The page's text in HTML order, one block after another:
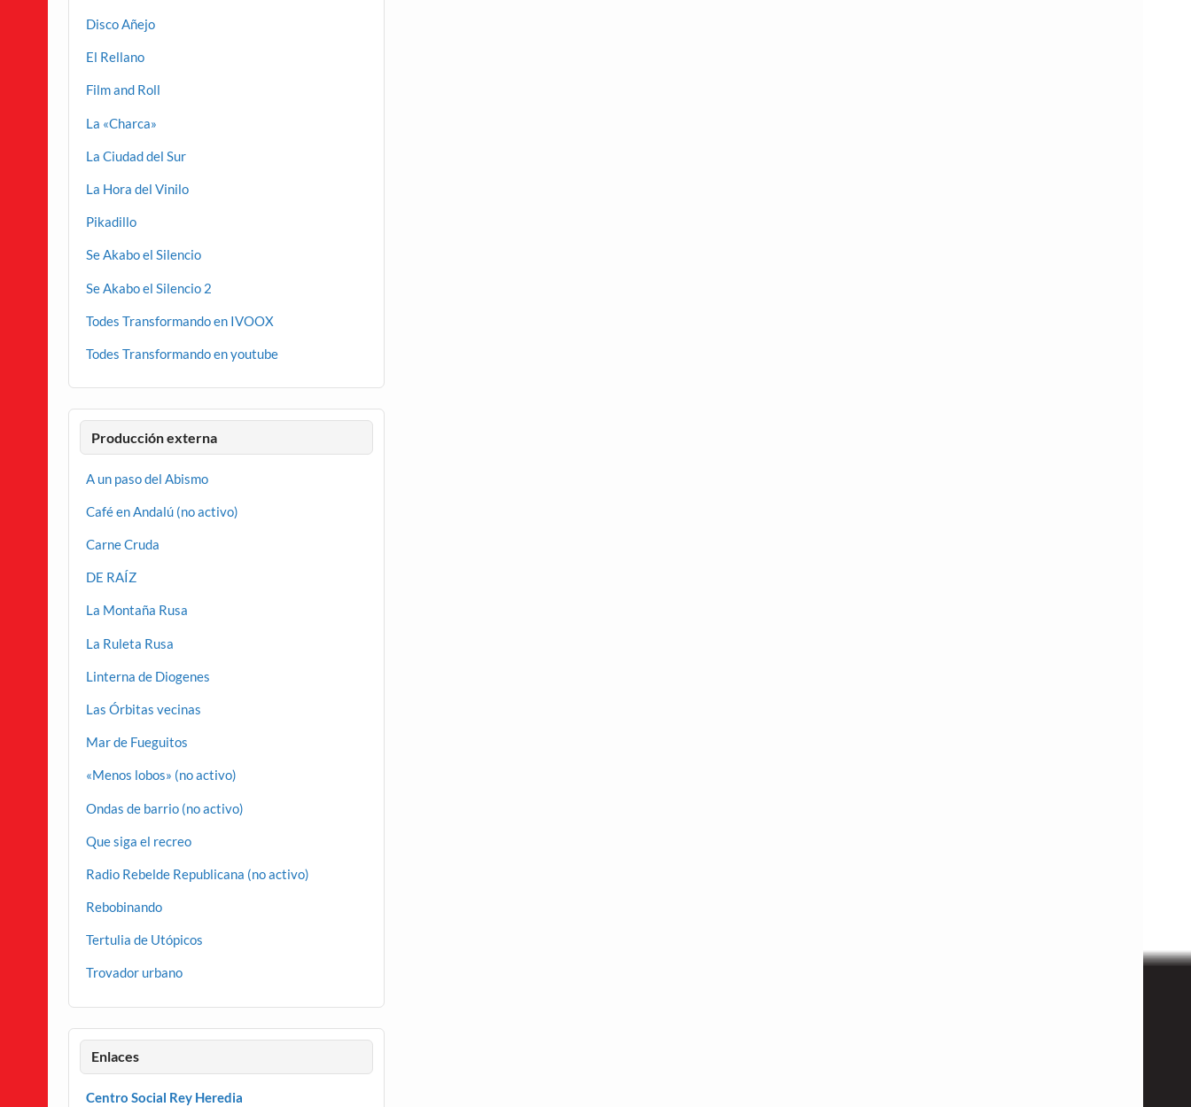
Disco Añejo
El Rellano
Film and Roll
La «Charca»
La Ciudad del Sur
La Hora del Vinilo
Pikadillo
Se Akabo el Silencio
Se Akabo el Silencio 2
Todes Transformando en IVOOX
Todes Transformando en youtube
Producción externa
A un paso del Abismo
Café en Andalú (no activo)
Carne Cruda
DE RAÍZ
La Montaña Rusa
La Ruleta Rusa
Linterna de Diogenes
Las Órbitas vecinas
Mar de Fueguitos
«Menos lobos» (no activo)
Ondas de barrio (no activo)
Que siga el recreo
Radio Rebelde Republicana (no activo)
Rebobinando
Tertulia de Utópicos
Trovador urbano
Enlaces
Centro Social Rey Heredia